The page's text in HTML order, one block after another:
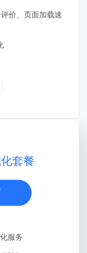
价、页面加载速
套餐
服务